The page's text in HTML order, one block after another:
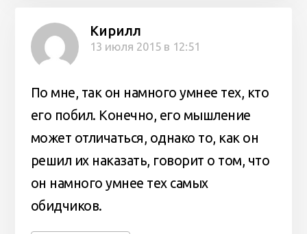
Кирилл
13 июля 2015 в 12:51
По мне, так он намного умнее тех, кто
его побил. Конечно, его мышление
может отличаться, однако то, как он
решил их наказать, говорит о том, что
он намного умнее тех самых
обидчиков.